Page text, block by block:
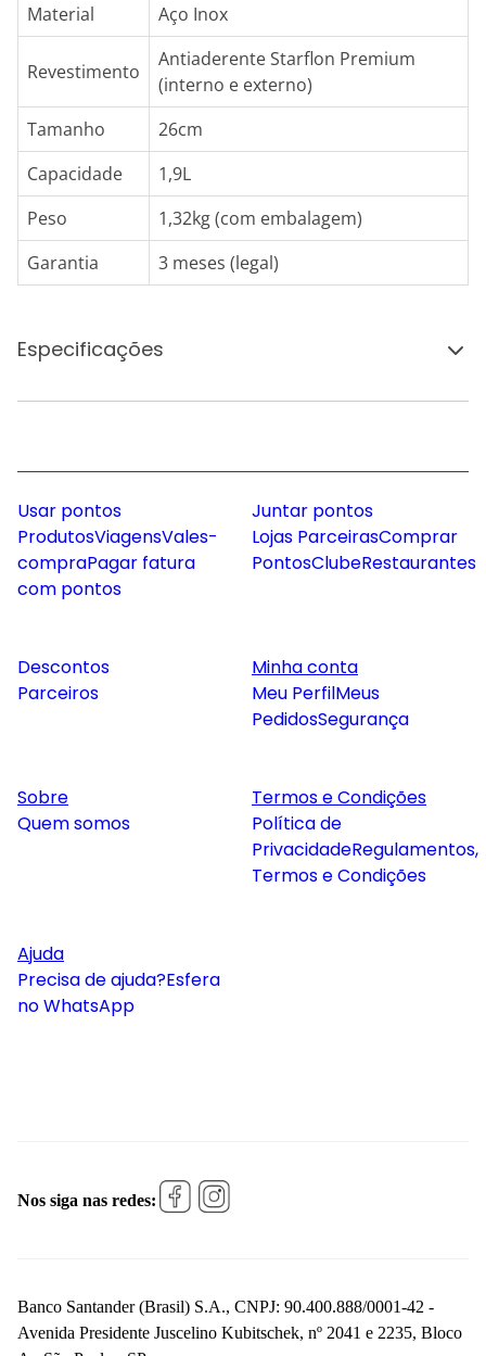
Material
Aço Inox
Revestimento
Antiaderente Starflon Premium
(interno e externo)
Tamanho
26cm
Capacidade
1,9L
Peso
1,32kg (com embalagem)
Garantia
3 meses (legal)
Especificações
Usar pontos
ProdutosViagensVales-
compraPagar fatura
com pontos
Juntar pontos
Lojas ParceirasComprar
PontosClubeRestaurantes
Descontos
Parceiros
Minha conta
Meu PerfilMeus
PedidosSegurança
Sobre
Quem somos
Termos e Condições
Política de
PrivacidadeRegulamentos,
Termos e Condições
Ajuda
Precisa de ajuda?Esfera
no WhatsApp
Nos siga nas redes:
Banco Santander (Brasil) S.A., CNPJ: 90.400.888/0001-42 -
Avenida Presidente Juscelino Kubitschek, nº 2041 e 2235, Bloco